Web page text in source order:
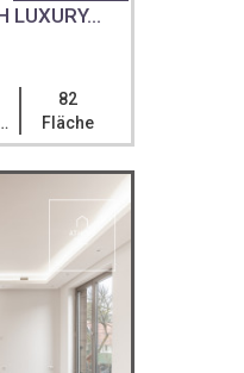
LUXURY...
82
Fläche